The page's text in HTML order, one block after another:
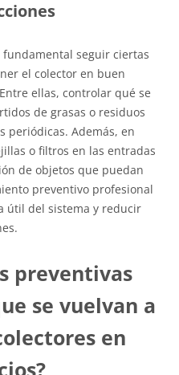
seguir ciertas
el colector en buen
ellas, controlar qué se
de grasas o residuos
periódicas. Además, en
o filtros en las entradas
de objetos que puedan
preventivo profesional
útil del sistema y reducir
preventivas
se vuelvan a
en